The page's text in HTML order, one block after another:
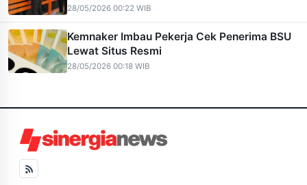
28/05/2026 00:22 WIB
Kemnaker Imbau Pekerja Cek Penerima BSU
Lewat Situs Resmi
28/05/2026 00:18 WIB